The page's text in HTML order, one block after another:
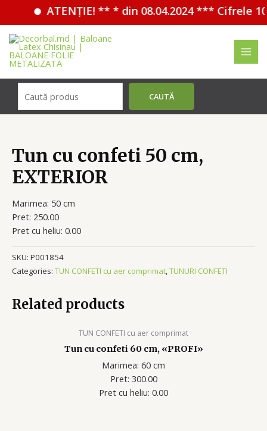
ATENȚIE! ** * din 08.04.2024 *** Cifrele
Перейти
содержимому
CAUTĂ
Tun cu confeti 50 cm,
EXTERIOR
Marimea: 50 cm
Pret: 250.00
Pret cu heliu: 0.00
SKU: P001854
Categories: TUN CONFETI cu aer comprimat,TUNURI CONFETI
Related products
TUN CONFETI cu aer comprimat
Tun cu confeti 60 cm, «PROFI»
Marimea: 60 cm
Pret: 300.00
Pret cu heliu: 0.00